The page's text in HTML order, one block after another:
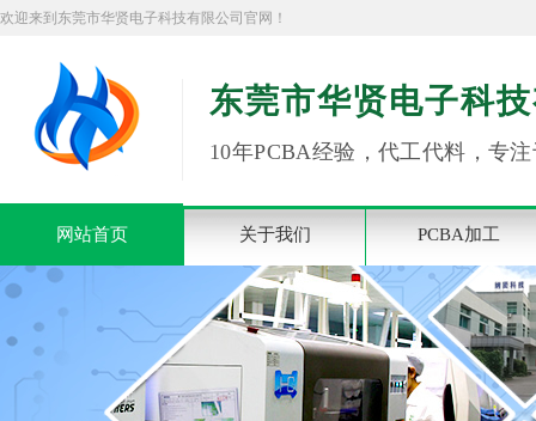
欢迎来到东莞市华贤电子科技有限公司官网！
东莞市华贤电子科
10年PCBA经验，代工代料，专
网站首页 关于我们 PCBA加工